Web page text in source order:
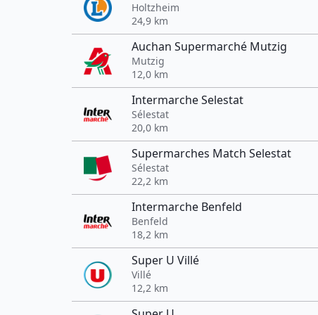
Holtzheim
24,9 km
Auchan Supermarché Mutzig
Mutzig
12,0 km
Intermarche Selestat
Sélestat
20,0 km
Supermarches Match Selestat
Sélestat
22,2 km
Intermarche Benfeld
Benfeld
18,2 km
Super U Villé
Villé
12,2 km